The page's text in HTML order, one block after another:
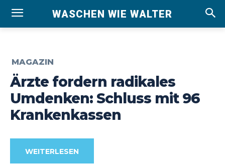
WASCHEN WIE WALTER
MAGAZIN
Ärzte fordern radikales
Umdenken: Schluss mit 96
Krankenkassen
WEITERLESEN